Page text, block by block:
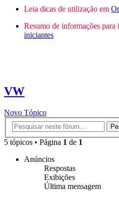
Leia dicas de utilização em
Resumo de informações para
iniciantes
VW
Novo Tópico
5 tópicos • Página 1 de 1
Anúncios
Respostas
Exibições
Última mensagem